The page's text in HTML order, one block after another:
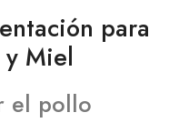
para
y Miel
el pollo